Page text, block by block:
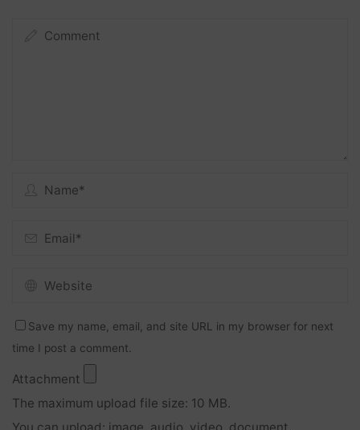
Save my name, email, and site URL in my browser for next
time I post a comment.
Attachment
The maximum upload file size: 10 MB.